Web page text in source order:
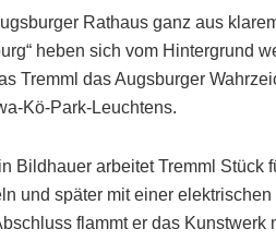
Rathaus ganz aus
heben sich vom Hintergrund
Tremml das Augsburger
Kö-Park-Leuchtens.
Bildhauer arbeitet Tremml Stück
und später mit einer
flammt er das